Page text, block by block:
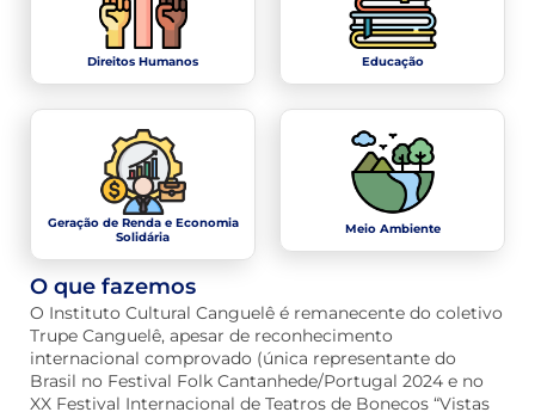
Direitos Humanos Educação
Geração de Renda e Economia
Solidária
Meio Ambiente
O que fazemos
O Instituto Cultural Canguelê é remanecente do coletivo
Trupe Canguelê, apesar de reconhecimento
internacional comprovado (única representante do
Brasil no Festival Folk Cantanhede/Portugal 2024 e no
XX Festival Internacional de Teatros de Bonecos “Vistas